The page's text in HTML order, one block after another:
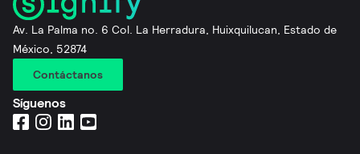
Av. La Palma no. 6 Col. La Herradura, Huixquilucan, Estado de
México, 52874
Contáctanos
Síguenos